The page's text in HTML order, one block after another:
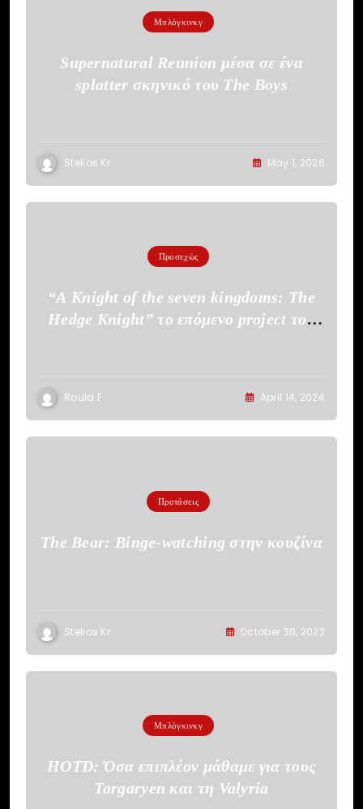
Μπλόγκινκγ
Supernatural Reunion μέσα σε ένα
splatter σκηνικό του The Boys
Stelios Kr May 1, 2026
Προσεχώς
“A Knight of the seven kingdoms: The
Hedge Knight” το επόμενο project του
Roula F April 14, 2024
Προτάσεις
The Bear: Binge-watching στην κουζίνα
Stelios Kr October 30, 2022
Μπλόγκινκγ
HOTD: Όσα επιπλέον μάθαμε για τους
Targaryen και τη Valyria